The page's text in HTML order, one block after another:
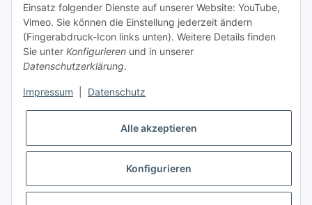
Bitte senden Sie mir entsprechend Ihrer
Datenschutzerklärungregelmäßig und jederzeit widerruflich
Informationen zu Ihrem Produktsortiment per E-Mail zu.
* Alle Preise inkl. gesetzlicher USt., zzgl.Versand
Einsatz folgender Dienste auf unserer Website: YouTube,
Vimeo. Sie können die Einstellung jederzeit ändern
(Fingerabdruck-Icon links unten). Weitere Details finden
Sie unter Konfigurieren und in unserer
Datenschutzerklärung.
Impressum Datenschutz
Alle akzeptieren
Konfigurieren